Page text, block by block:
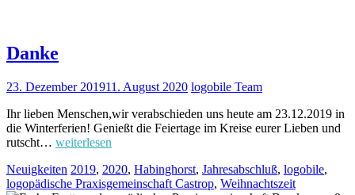
Danke
23. Dezember 201911. August 2020 logobile Team
Ihr lieben Menschen,wir verabschieden uns heute am 23.12.2019 in
die Winterferien! Genießt die Feiertage im Kreise eurer Lieben und
rutscht… weiterlesen
Neuigkeiten 2019, 2020, Habinghorst, Jahresabschluß, logobile,
logopädische Praxisgemeinschaft Castrop, Weihnachtszeit